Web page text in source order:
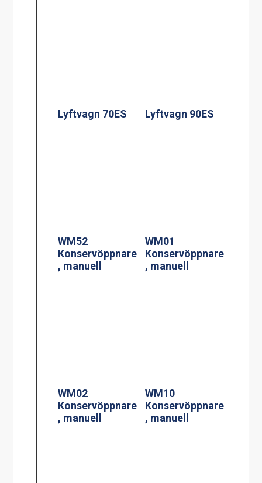
Lyftvagn 70ES Lyftvagn 90ES
WM52
Konservöppnare
, manuell
WM01
Konservöppnare
, manuell
WM02
Konservöppnare
, manuell
WM10
Konservöppnare
, manuell